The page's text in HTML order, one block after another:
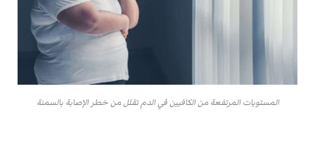
المستويات المرتفعة من الكافيين في الدم تقلل من خطر الإصابة بالسمنة